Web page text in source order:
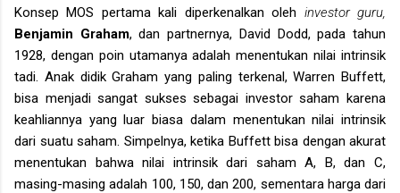
Konsep MOS pertama kali diperkenalkan oleh investor guru,
Benjamin Graham, dan partnernya, David Dodd, pada tahun
1928, dengan poin utamanya adalah menentukan nilai intrinsik
tadi. Anak didik Graham yang paling terkenal, Warren Buffett,
bisa menjadi sangat sukses sebagai investor saham karena
keahliannya yang luar biasa dalam menentukan nilai intrinsik
dari suatu saham. Simpelnya, ketika Buffett bisa dengan akurat
menentukan bahwa nilai intrinsik dari saham A, B, dan C,
masing-masing adalah 100, 150, dan 200, sementara harga dari